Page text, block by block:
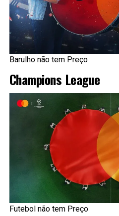
Barulho não tem Preço
Champions League
Futebol não tem Preço